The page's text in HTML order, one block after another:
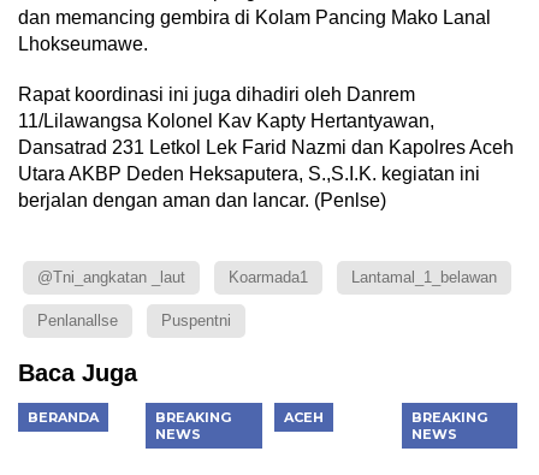
dan memancing gembira di Kolam Pancing Mako Lanal
Lhokseumawe.
Rapat koordinasi ini juga dihadiri oleh Danrem
11/Lilawangsa Kolonel Kav Kapty Hertantyawan,
Dansatrad 231 Letkol Lek Farid Nazmi dan Kapolres Aceh
Utara AKBP Deden Heksaputera, S.,S.I.K. kegiatan ini
berjalan dengan aman dan lancar. (Penlse)
@tni_angkatan _laut Koarmada1 Lantamal_1_belawan
Penlanallse Puspentni
Baca Juga
BERANDA
BREAKING
NEWS
ACEH
BREAKING
NEWS